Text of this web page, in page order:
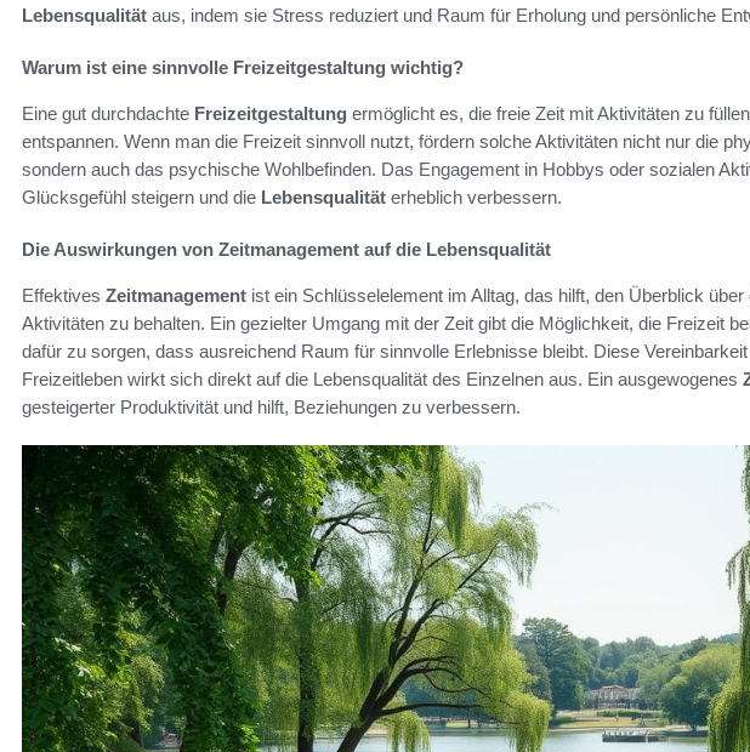
Lebensqualität aus, indem sie Stress reduziert und Raum für Erholung und persönliche
Warum ist eine sinnvolle Freizeitgestaltung wichtig?
Eine gut durchdachte Freizeitgestaltung ermöglicht es, die freie Zeit mit Aktivitäten zu
entspannen. Wenn man die Freizeit sinnvoll nutzt, fördern solche Aktivitäten nicht nur die
sondern auch das psychische Wohlbefinden. Das Engagement in Hobbys oder sozialen
Glücksgefühl steigern und die Lebensqualität erheblich verbessern.
Die Auswirkungen von Zeitmanagement auf die Lebensqualität
Effektives Zeitmanagement ist ein Schlüsselelement im Alltag, das hilft, den Überblick
Aktivitäten zu behalten. Ein gezielter Umgang mit der Zeit gibt die Möglichkeit, die Freizeit
dafür zu sorgen, dass ausreichend Raum für sinnvolle Erlebnisse bleibt. Diese
Freizeitleben wirkt sich direkt auf die Lebensqualität des Einzelnen aus. Ein ausgewogenes
gesteigerter Produktivität und hilft, Beziehungen zu verbessern.